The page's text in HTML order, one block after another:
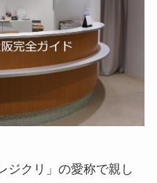
ジクリ」の愛称で親し